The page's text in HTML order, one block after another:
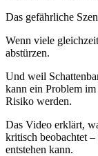
Das gefährliche
Wenn viele
abstürzen.
Und weil
kann ein Problem im
Risiko werden.
Das Video erklärt,
kritisch beobachtet
entstehen kann.